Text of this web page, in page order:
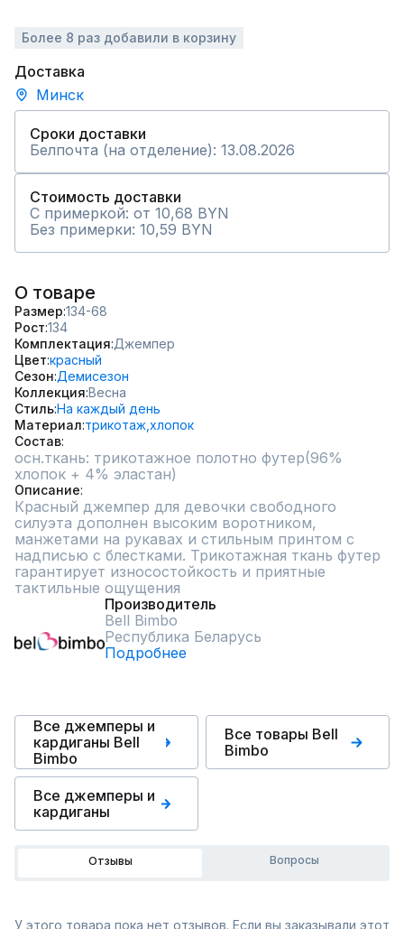
Более 8 раз добавили в корзину
Доставка
Минск
Сроки доставки
Белпочта (на отделение): 13.08.2026
Стоимость доставки
С примеркой: от 10,68 BYN
Без примерки: 10,59 BYN
О товаре
Размер 134-68
Рост 134
Комплектация Джемпер
Цвет красный
Сезон Демисезон
Коллекция Весна
СтильНа каждый день
Материал трикотаж, хлопок
Состав
осн.ткань: трикотажное полотно футер(96%
хлопок + 4% эластан)
Описание
Красный джемпер для девочки свободного
силуэта дополнен высоким воротником,
манжетами на рукавах и стильным принтом с
надписью с блестками. Трикотажная ткань футер
гарантирует износостойкость и приятные
тактильные ощущения
Производитель
Bell Bimbo
Республика Беларусь
Подробнее
Все джемперы и
кардиганы Bell
Bimbo
Все товары Bell
Bimbo
Все джемперы и
кардиганы
Отзывы Вопросы
У этого товара пока нет отзывов. Если вы заказывали этот